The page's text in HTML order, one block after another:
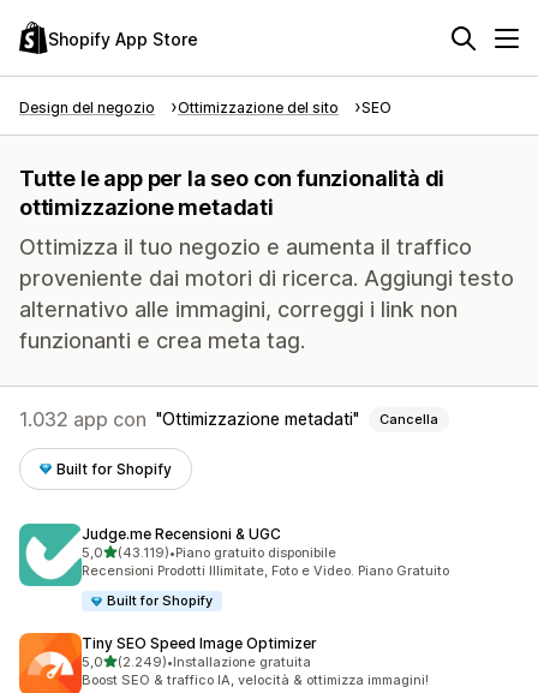
Shopify App Store
Design del negozio Ottimizzazione del sito SEO
Tutte le app per la seo con funzionalità di
ottimizzazione metadati
Ottimizza il tuo negozio e aumenta il traffico
proveniente dai motori di ricerca. Aggiungi testo
alternativo alle immagini, correggi i link non
funzionanti e crea meta tag.
1.032 app con Ottimizzazione metadati Cancella
Built for Shopify
Judge.me Recensioni & UGC
5,0stelle su 5
(43.119)
43119 recensioni totali
•Piano gratuito disponibile
Recensioni Prodotti Illimitate, Foto e Video. Piano Gratuito
Built for Shopify
Tiny SEO Speed Image Optimizer
5,0stelle su 5
(2.249)
2249 recensioni totali
•Installazione gratuita
Boost SEO & traffico IA, velocità & ottimizza immagini!